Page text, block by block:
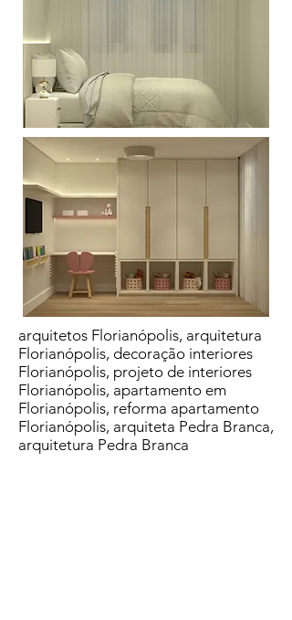
arquitetos Florianópolis, arquitetura
Florianópolis, decoração interiores
Florianópolis, projeto de interiores
Florianópolis, apartamento em
Florianópolis, reforma apartamento
Florianópolis, arquiteta Pedra Branca,
arquitetura Pedra Branca